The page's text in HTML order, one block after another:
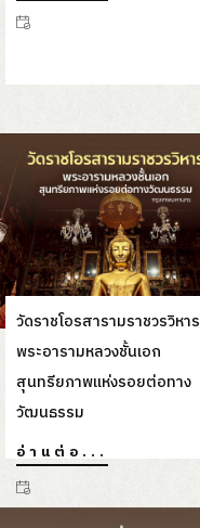
วัดราชโอรสารามราชวรวิหาร
พระอารามหลวงชั้นเอก
สุนทรียภาพแห่งรอยต่อทาง
วัฒนธรรม
อ่านต่อ...